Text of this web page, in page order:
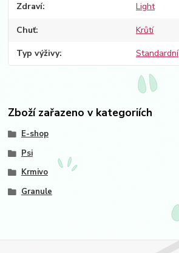
Zdraví Light
Chuť Krůtí
Typ výživy Standardní
Zboží zařazeno v kategoriích
E-shop
Psi
Krmivo
Granule